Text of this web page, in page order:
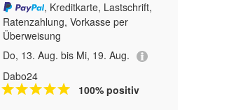
, Kreditkarte, Lastschrift,
Ratenzahlung, Vorkasse per
Überweisung
Do, 13. Aug. bis Mi, 19. Aug.
Dabo24
100% positiv